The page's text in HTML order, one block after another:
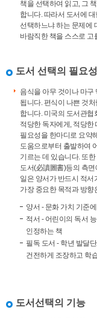
책을 선택하여 읽고, 그
합니다. 따라서 도서에
선택하느냐 하는 문제에
바람직한 책을 스스로 고
도서 선택의 필요성
음식을 아무 것이나 마구
됩니다. 편식이 나쁜 것
합니다. 미국의 도서관협
적당한 독자에게, 적당한
필요성을 한마디로 요약
도움으로부터 출발하여
기르는 데 있습니다. 또
도서(必讀圖書)등의 측
일은 양서가 반드시 적서
가장 중요한 목적과 방향
양서 - 문화 가치 기준
적서 - 어린이의 독서
인정하는 책
필독 도서 - 학년 발달
건전하게 조장하고 학
도서선택의 기능